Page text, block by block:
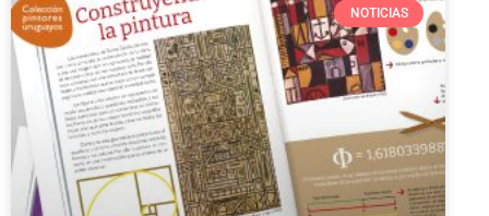
NOTICIAS